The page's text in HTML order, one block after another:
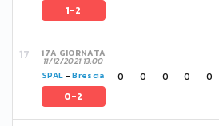
1-2
17A GIORNATA
11/12/2021 13:00
SPAL -Brescia
0-2
0 0 0 0 0